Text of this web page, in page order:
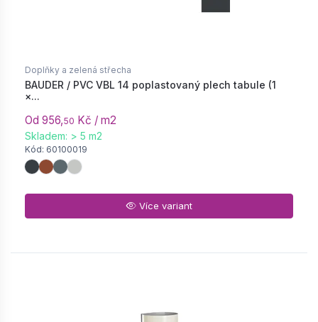
Doplňky a zelená střecha
BAUDER / PVC VBL 14 poplastovaný plech tabule (1
×...
Od 956,50 Kč / m2
Skladem: > 5 m2
Kód: 60100019
Více variant